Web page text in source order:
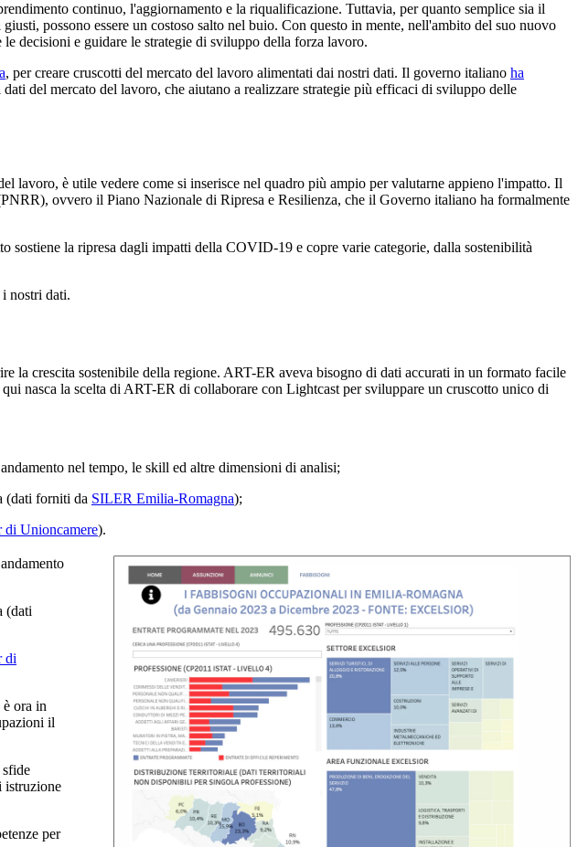
continuo, l'aggiornamento e la riqualificazione. Tuttavia, per quanto semplice sia il
possono essere un costoso salto nel buio. Con questo in mente, nell'ambito del suo nuovo
decisioni e guidare le strategie di sviluppo della forza lavoro.
, per creare cruscotti del mercato del lavoro alimentati dai nostri dati. Il governo italiano ha
del mercato del lavoro, che aiutano a realizzare strategie più efficaci di sviluppo delle
lavoro, è utile vedere come si inserisce nel quadro più ampio per valutarne appieno l'impatto. Il
ovvero il Piano Nazionale di Ripresa e Resilienza, che il Governo italiano ha formalmente
la ripresa dagli impatti della COVID-19 e copre varie categorie, dalla sostenibilità
nostri dati.
la crescita sostenibile della regione. ART-ER aveva bisogno di dati accurati in un formato facile
nasca la scelta di ART-ER di collaborare con Lightcast per sviluppare un cruscotto unico di
nel tempo, le skill ed altre dimensioni di analisi;
(dati forniti da SILER Emilia-Romagna);
di Unioncamere).
(dati
di
ora in
il
istruzione
per